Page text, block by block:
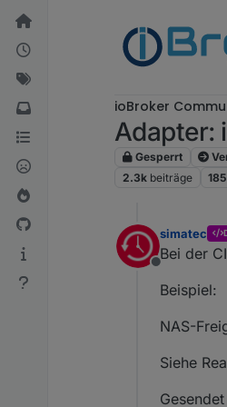
Weiter zum Inhalt
ioBroker
Adapter:
Gesperrt
2.3k beiträge 185
Offline
simatec
Bei der
Beispiel:
NAS-
Siehe